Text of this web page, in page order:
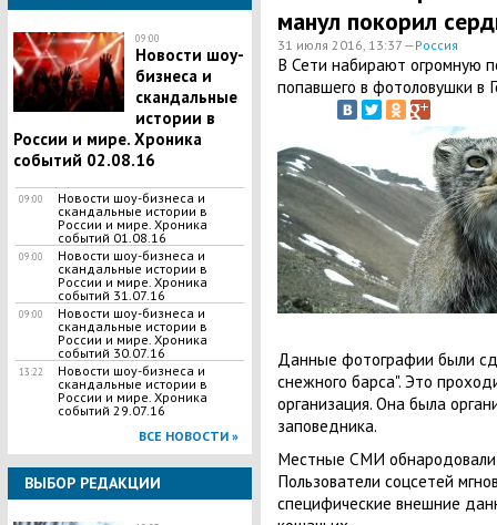
09:00
Новости шоу-
бизнеса и
скандальные
истории в
России и мире. Хроника
событий 02.08.16
09:00
Новости шоу-бизнеса и
скандальные истории в
России и мире. Хроника
событий 01.08.16
09:00
Новости шоу-бизнеса и
скандальные истории в
России и мире. Хроника
событий 31.07.16
09:00
Новости шоу-бизнеса и
скандальные истории в
России и мире. Хроника
событий 30.07.16
13:22
Новости шоу-бизнеса и
скандальные истории в
России и мире. Хроника
событий 29.07.16
ВСЕ НОВОСТИ »
ВЫБОР РЕДАКЦИИ
манул покорил
31 июля 2016, 13:37 —Россия
В Сети набирают огромную
попавшего в фотоловушки в
Данные фотографии были
снежного барса". Это
организация. Она была
заповедника.
Местные СМИ обнародовали
Пользователи соцсетей
специфические внешние